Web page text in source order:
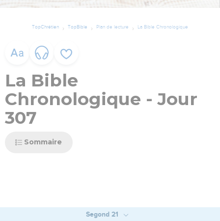
TopChrétien TopBible Plan de lecture La Bible Chronologique
La Bible
Chronologique - Jour
307
Sommaire
Segond 21